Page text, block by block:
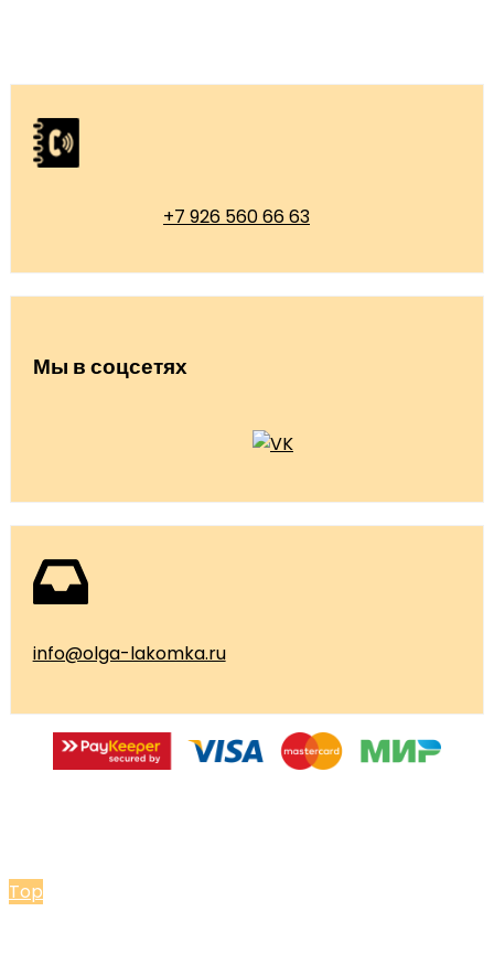
+7 926 560 66 63
Мы в соцсетях
info@olga-lakomka.ru
Top